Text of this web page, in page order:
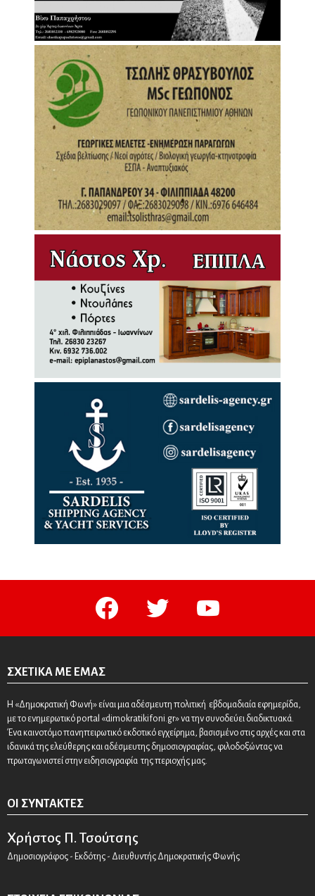
facebook twitter youtube
ΣΧΕΤΙΚΆ ΜΕ ΕΜΆΣ
Η «Δημοκρατική Φωνή» είναι μια αδέσμευτη πολιτική εβδομαδιαία εφημερίδα,
με το ενημερωτικό portal «dimokratikifoni.gr» να την συνοδεύει διαδικτυακά.
Ένα καινοτόμο πανηπειρωτικό εκδοτικό εγχείρημα, βασισμένο στις αρχές και στα
ιδανικά της ελεύθερης και αδέσμευτης δημοσιογραφίας, φιλοδοξώντας να
πρωταγωνιστεί στην ειδησιογραφία της περιοχής μας.
ΟΙ ΣΥΝΤΆΚΤΕΣ
Χρήστος Π. Τσούτσης
Δημοσιογράφος - Εκδότης - Διευθυντής Δημοκρατικής Φωνής